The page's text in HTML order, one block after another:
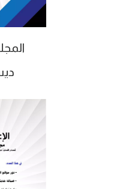
المجلد 2 -